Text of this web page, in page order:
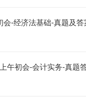
会-经济法基础-真题及答
午初会-会计实务-真题